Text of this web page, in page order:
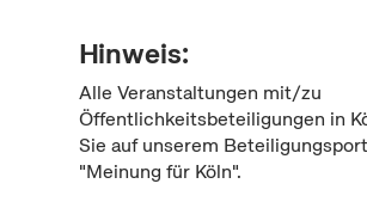
Hinweis:
Alle Veranstaltungen mit/zu
Öffentlichkeitsbeteiligungen in
Sie auf unserem
"Meinung für Köln".